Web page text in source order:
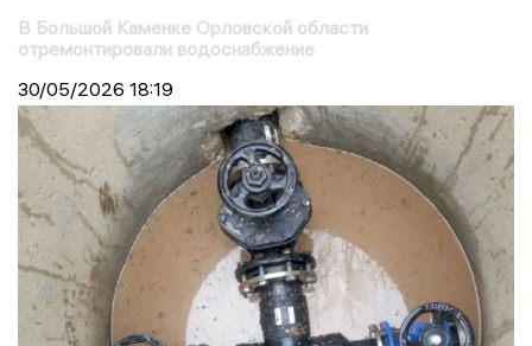
В Большой Каменке Орловской области
отремонтировали водоснабжение
30/05/2026 18:19